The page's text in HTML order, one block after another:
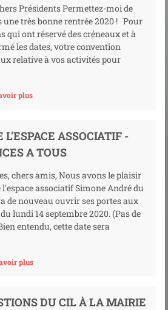
Présidents Permettez-moi de
très bonne rentrée 2020 ! Pour
qui ont réservé des créneaux et à
les dates, votre convention
relative à vos activités pour
plus
ASSOCIATIF -
A TOUS
chers amis, Nous avons le plaisir
associatif Simone André du
de nouveau ouvrir ses portes aux
lundi 14 septembre 2020. (Pas de
entendu, cette date sera
plus
DU CIL À LA MAIRIE